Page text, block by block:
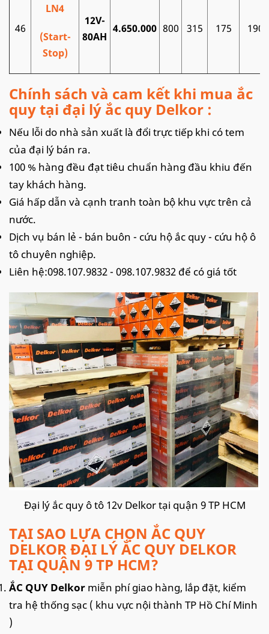
46
LN4
(Start-
Stop)
12V-
80AH
4.650.000 800 315 175 190
Chính sách và cam kết khi mua ắc
quy tại đại lý ắc quy Delkor :
Nếu lỗi do nhà sản xuất là đổi trực tiếp khi có tem
của đại lý bán ra.
100 % hàng đều đạt tiêu chuẩn hàng đầu khiu đến
tay khách hàng.
Giá hấp dẫn và cạnh tranh toàn bộ khu vực trên cả
nước.
Dịch vụ bán lẻ - bán buôn - cứu hộ ắc quy - cứu hộ ô
tô chuyên nghiệp.
Liên hệ:098.107.9832 - 098.107.9832 để có giá tốt
Đại lý ắc quy ô tô 12v Delkor tại quận 9 TP HCM
TẠI SAO LỰA CHỌN ẮC QUY
DELKOR ĐẠI LÝ ẮC QUY DELKOR
TẠI QUẬN 9 TP HCM?
ẮC QUY Delkor miễn phí giao hàng, lắp đặt, kiểm
tra hệ thống sạc ( khu vực nội thành TP Hồ Chí Minh
)